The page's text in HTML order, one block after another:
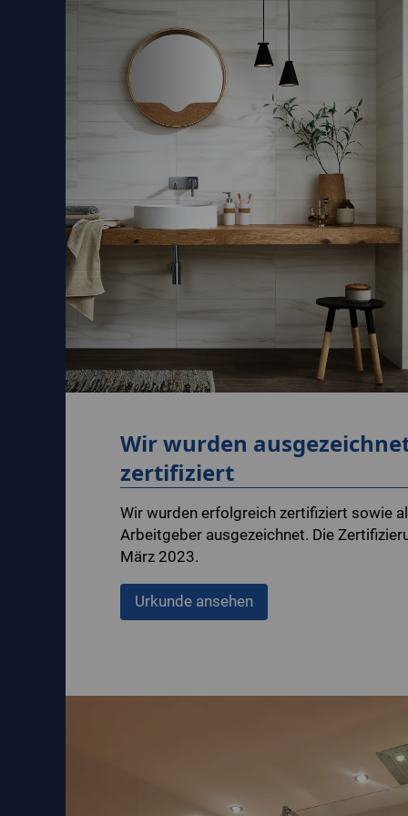
Wir wurden
zertifiziert
Wir wurden erfolgreich zertifiziert sowie
Arbeitgeber ausgezeichnet. Die
März 2023.
Urkunde ansehen